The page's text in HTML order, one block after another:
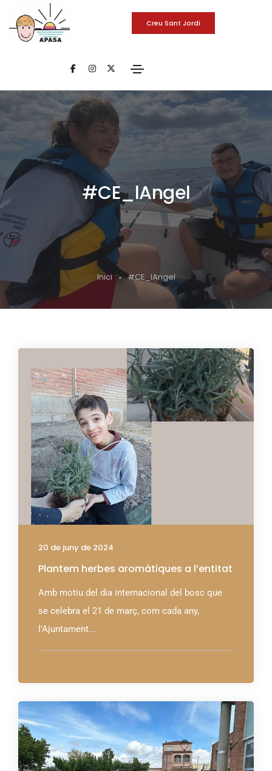
Creu Sant Jordi
#CE_lAngel
Inici #CE_lAngel
20 de juny de 2024
Plantem herbes aromàtiques a l’entitat
Amb motiu del dia internacional del bosc que
se celebra el 21 de març, com cada any,
l'Ajuntament...